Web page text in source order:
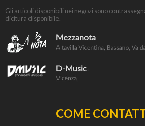
Gli articoli disponibili nei negozi sono
dicitura disponibile.
COME